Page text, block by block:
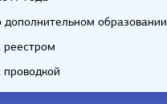
образовании